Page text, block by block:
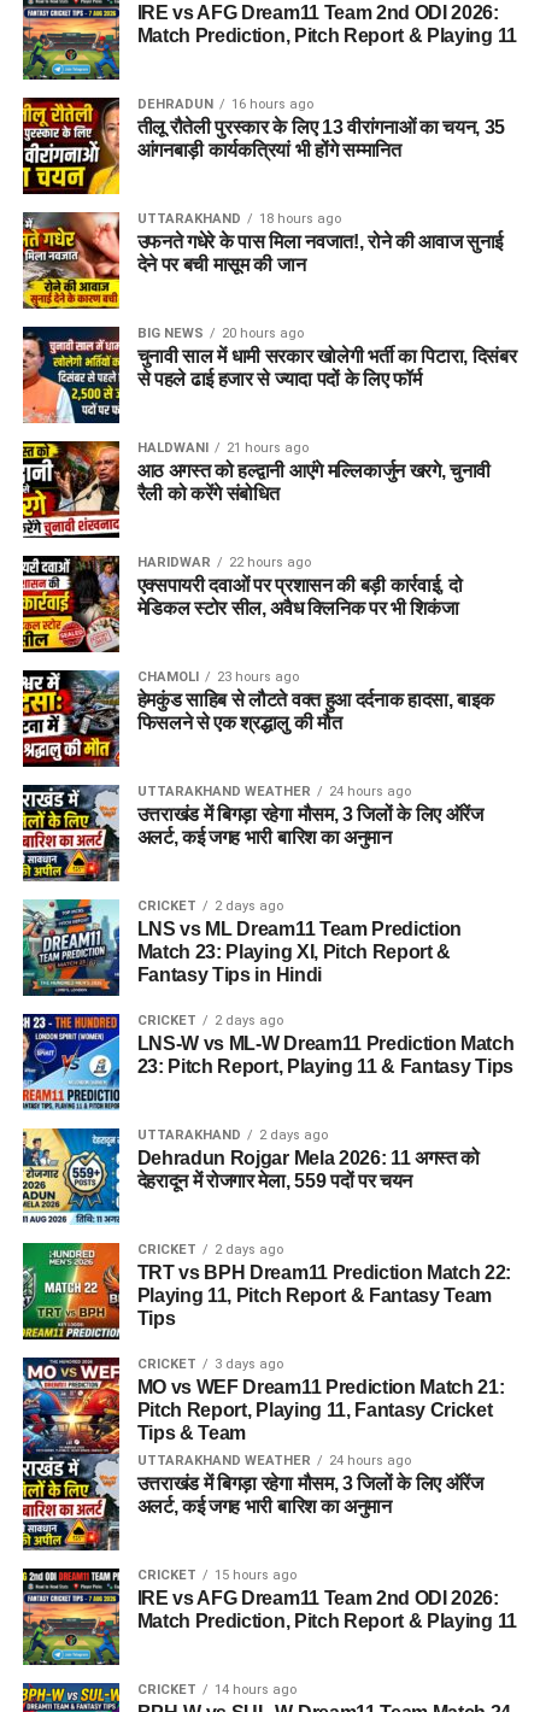
IRE vs AFG Dream11 Team 2nd ODI 2026:
Match Prediction, Pitch Report & Playing 11
DEHRADUN 16 hours ago
तीलू रौतेली पुरस्कार के लिए 13 वीरांगनाओं का चयन, 35
आंगनबाड़ी कार्यकत्रियां भी होंगे सम्मानित
UTTARAKHAND 18 hours ago
उफनते गधेरे के पास मिला नवजात!, रोने की आवाज सुनाई
देने पर बची मासूम की जान
BIG NEWS 20 hours ago
चुनावी साल में धामी सरकार खोलेगी भर्ती का पिटारा, दिसंबर
से पहले ढाई हजार से ज्यादा पदों के लिए फॉर्म
HALDWANI 21 hours ago
आठ अगस्त को हल्द्वानी आएंगे मल्लिकार्जुन खरगे, चुनावी
रैली को करेंगे संबोधित
HARIDWAR 22 hours ago
एक्सपायरी दवाओं पर प्रशासन की बड़ी कार्रवाई, दो
मेडिकल स्टोर सील, अवैध क्लिनिक पर भी शिकंजा
CHAMOLI 23 hours ago
हेमकुंड साहिब से लौटते वक्त हुआ दर्दनाक हादसा, बाइक
फिसलने से एक श्रद्धालु की मौत
UTTARAKHAND WEATHER 24 hours ago
उत्तराखंड में बिगड़ा रहेगा मौसम, 3 जिलों के लिए ऑरेंज
अलर्ट, कई जगह भारी बारिश का अनुमान
CRICKET 2 days ago
LNS vs ML Dream11 Team Prediction
Match 23: Playing XI, Pitch Report &
Fantasy Tips in Hindi
CRICKET 2 days ago
LNS-W vs ML-W Dream11 Prediction Match
23: Pitch Report, Playing 11 & Fantasy Tips
UTTARAKHAND 2 days ago
Dehradun Rojgar Mela 2026: 11 अगस्त को
देहरादून में रोजगार मेला, 559 पदों पर चयन
CRICKET 2 days ago
TRT vs BPH Dream11 Prediction Match 22:
Playing 11, Pitch Report & Fantasy Team
Tips
CRICKET 3 days ago
MO vs WEF Dream11 Prediction Match 21:
Pitch Report, Playing 11, Fantasy Cricket
Tips & Team
UTTARAKHAND WEATHER 24 hours ago
उत्तराखंड में बिगड़ा रहेगा मौसम, 3 जिलों के लिए ऑरेंज
अलर्ट, कई जगह भारी बारिश का अनुमान
CRICKET 15 hours ago
IRE vs AFG Dream11 Team 2nd ODI 2026:
Match Prediction, Pitch Report & Playing 11
CRICKET 14 hours ago